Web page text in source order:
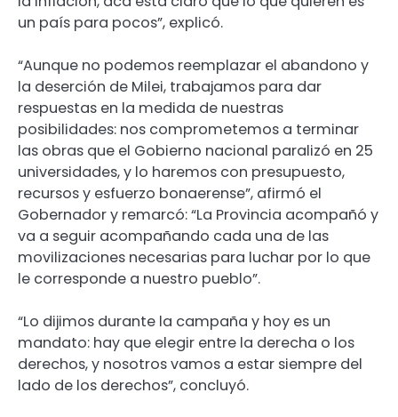
un país para pocos”, explicó.
“Aunque no podemos reemplazar el abandono y
la deserción de Milei, trabajamos para dar
respuestas en la medida de nuestras
posibilidades: nos comprometemos a terminar
las obras que el Gobierno nacional paralizó en 25
universidades, y lo haremos con presupuesto,
recursos y esfuerzo bonaerense”, afirmó el
Gobernador y remarcó: “La Provincia acompañó y
va a seguir acompañando cada una de las
movilizaciones necesarias para luchar por lo que
le corresponde a nuestro pueblo”.
“Lo dijimos durante la campaña y hoy es un
mandato: hay que elegir entre la derecha o los
derechos, y nosotros vamos a estar siempre del
lado de los derechos”, concluyó.